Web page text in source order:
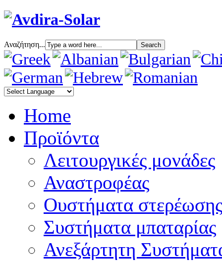
Αναζήτηση...
Home
Προϊόντα
Λειτουργικές μονάδες
Αναστροφέας
Oυστήματα στερέωσης
Συστήματα μπαταρίας
Ανεξάρτητη